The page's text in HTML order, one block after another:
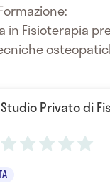
in Fisioterapia
Studio Privato di